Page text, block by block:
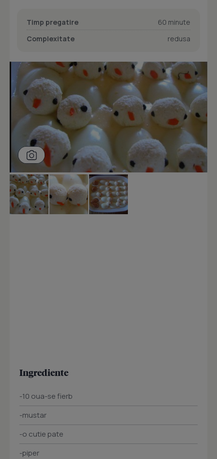
Timp pregatire
60 minute
Complexitate
redusa
Ingrediente
-10 oua-se fierb
-mustar
-o cutie pate
-piper